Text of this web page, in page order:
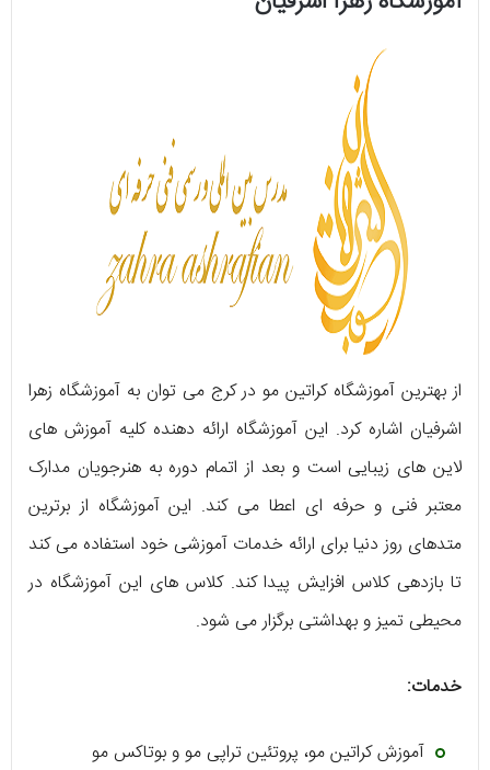
از بهترین آموزشگاه کراتین مو در کرج می توان به آموزشگاه زهرا
اشرفیان اشاره کرد. این آموزشگاه ارائه دهنده کلیه آموزش های
لاین های زیبایی است و بعد از اتمام دوره به هنرجویان مدارک
معتبر فنی و حرفه ای اعطا می کند. این آموزشگاه از برترین
متدهای روز دنیا برای ارائه خدمات آموزشی خود استفاده می کند
تا بازدهی کلاس افزایش پیدا کند. کلاس های این آموزشگاه در
محیطی تمیز و بهداشتی برگزار می شود.
خدمات:
آموزش کراتین مو، پروتئین تراپی مو و بوتاکس مو